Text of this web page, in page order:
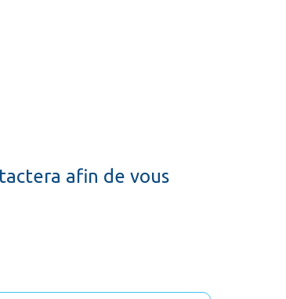
afin de vous